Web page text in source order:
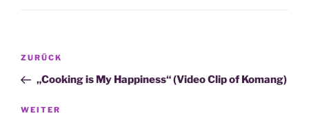
Beitragsnavigation
Vorheriger
Beitrag
ZURÜCK
„Cooking is My Happiness“ (Video Clip of Komang)
Nächster
WEITER